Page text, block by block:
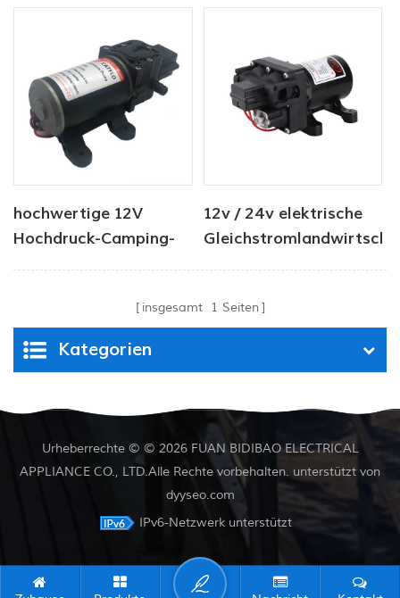
hochwertige 12V
Hochdruck-Camping-
12v / 24v elektrische
insgesamt 1 Seiten
Kategorien
Urheberrechte © © 2026 FUAN BIDIBAO ELECTRICAL
APPLIANCE CO., LTD.Alle Rechte vorbehalten. unterstützt von
dyyseo.com
IPv6-Netzwerk unterstützt